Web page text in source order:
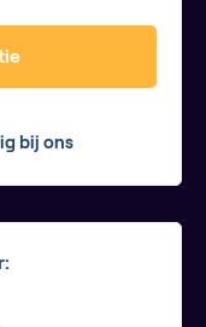
bij ons